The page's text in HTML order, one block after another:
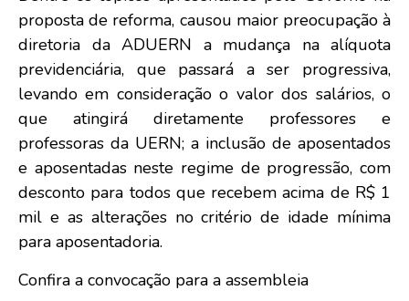
proposta de reforma, causou maior preocupação à
diretoria da ADUERN a mudança na alíquota
previdenciária, que passará a ser progressiva,
levando em consideração o valor dos salários, o
que atingirá diretamente professores e
professoras da UERN; a inclusão de aposentados
e aposentadas neste regime de progressão, com
desconto para todos que recebem acima de R$ 1
mil e as alterações no critério de idade mínima
para aposentadoria.
Confira a convocação para a assembleia